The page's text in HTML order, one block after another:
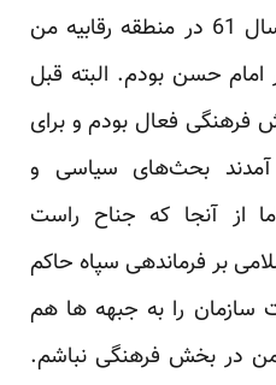
والفجر مقدماتی در اواخر سال 61 در منطقه رقابیه من
حسن بودم. البته قبل
فرهنگی فعال بودم و برای
بحث‌های سیاسی و
از آنجا که جناح راست
‏بر فرماندهی سپاه حاکم
سازمان را به جبهه‌ ها هم
در بخش ‏فرهنگی نباشم.